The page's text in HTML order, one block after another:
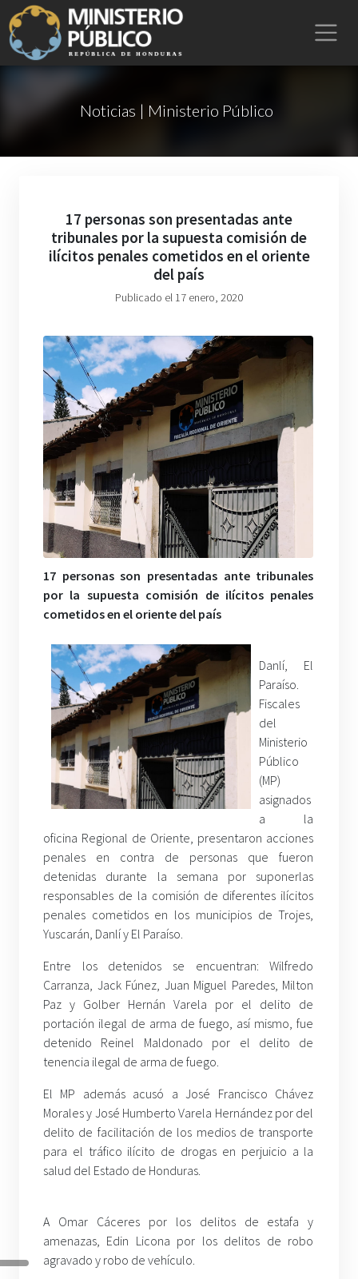
Noticias | Ministerio Público
17 personas son presentadas ante
tribunales por la supuesta comisión de
ilícitos penales cometidos en el oriente
del país
Publicado el 17 enero, 2020
17 personas son presentadas ante tribunales
por la supuesta comisión de ilícitos penales
cometidos en el oriente del país
Danlí, El
Paraíso.
Fiscales
del
Ministerio
Público
(MP)
asignados
a la
oficina Regional de Oriente, presentaron acciones
penales en contra de personas que fueron
detenidas durante la semana por suponerlas
responsables de la comisión de diferentes ilícitos
penales cometidos en los municipios de Trojes,
Yuscarán, Danlí y El Paraíso.
Entre los detenidos se encuentran: Wilfredo
Carranza, Jack Fúnez, Juan Miguel Paredes, Milton
Paz y Golber Hernán Varela por el delito de
portación ilegal de arma de fuego, así mismo, fue
detenido Reinel Maldonado por el delito de
tenencia ilegal de arma de fuego.
El MP además acusó a José Francisco Chávez
Morales y José Humberto Varela Hernández por del
delito de facilitación de los medios de transporte
para el tráfico ilícito de drogas en perjuicio a la
salud del Estado de Honduras.
A Omar Cáceres por los delitos de estafa y
amenazas, Edin Licona por los delitos de robo
agravado y robo de vehículo.